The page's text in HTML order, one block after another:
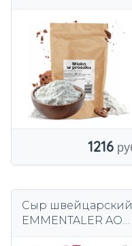
1216
Сыр швейцарский
EMMENTALER AOP